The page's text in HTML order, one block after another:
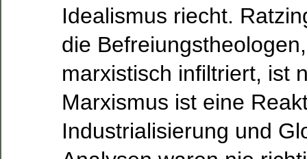
Idealismus riecht.
die
marxistisch infiltriert, ist
Marxismus ist eine
Industrialisierung und